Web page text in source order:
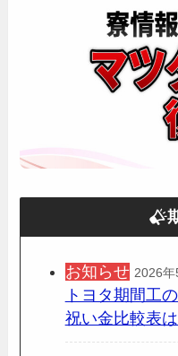
お知らせ 2026年
トヨタ期間工
祝い金比較表